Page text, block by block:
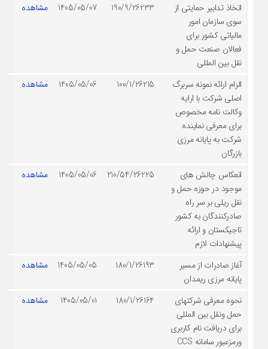
اتخاذ تدابیر حمایتی از
سوی سازمان امور
مالیاتی کشور برای
فعالان صنعت حمل و
نقل بین المللی
190/9/26233
1405/05/07 مشاهده
الزام ارائه نمونه سربرگ
اصلی شرکت با ارایه
وکالت نامه مخصوص
برای معرفی نماینده
شرکت به پایانه مرزی
بازرگان
100/1/26215
1405/05/06 مشاهده
انعکاس چالش های
موجود در حوزه حمل و
نقل ریلی بر سر راه
صادرکنندگان به کشور
تاجیکستان و ارائه
پیشنهادات لازم
210/54/26225
1405/05/06 مشاهده
آغاز صادرات از مسیر
پایانه مرزی ریمدان
180/1/26193
1405/05/05 مشاهده
نحوه معرفی شرکتهای
حمل ونقل بین المللی
برای دریافت نام کاربری
ورمزعبور سامانه CCS
180/1/26164
1405/05/01 مشاهده